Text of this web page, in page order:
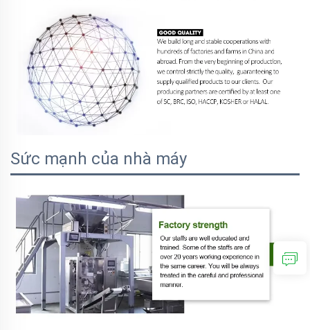
Sức mạnh của nhà máy